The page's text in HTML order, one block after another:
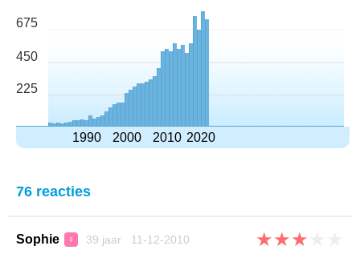
675
450
225
1990 2000 2010 2020
76 reacties
Sophie ♀ 39 jaar 11-12-2010 ★★★